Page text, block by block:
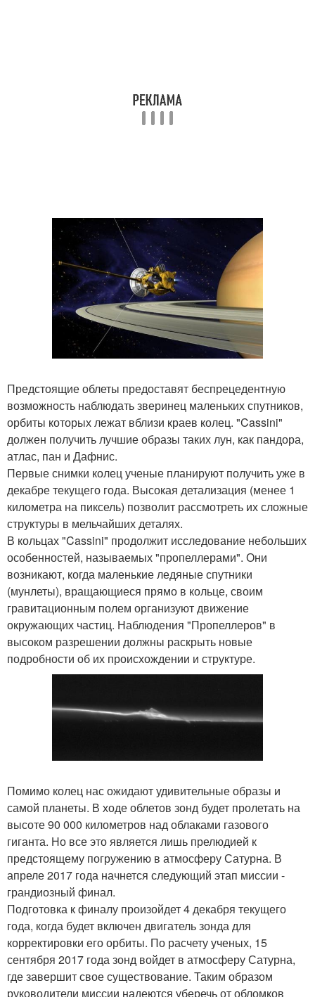
Предстоящие облеты предоставят беспрецедентную
возможность наблюдать зверинец маленьких спутников,
орбиты которых лежат вблизи краев колец. "Cassini"
должен получить лучшие образы таких лун, как пандора,
атлас, пан и Дафнис.
Первые снимки колец ученые планируют получить уже в
декабре текущего года. Высокая детализация (менее 1
километра на пиксель) позволит рассмотреть их сложные
структуры в мельчайших деталях.
В кольцах "Cassini" продолжит исследование небольших
особенностей, называемых "пропеллерами". Они
возникают, когда маленькие ледяные спутники
(мунлеты), вращающиеся прямо в кольце, своим
гравитационным полем организуют движение
окружающих частиц. Наблюдения "Пропеллеров" в
высоком разрешении должны раскрыть новые
подробности об их происхождении и структуре.
Помимо колец нас ожидают удивительные образы и
самой планеты. В ходе облетов зонд будет пролетать на
высоте 90 000 километров над облаками газового
гиганта. Но все это является лишь прелюдией к
предстоящему погружению в атмосферу Сатурна. В
апреле 2017 года начнется следующий этап миссии -
грандиозный финал.
Подготовка к финалу произойдет 4 декабря текущего
года, когда будет включен двигатель зонда для
корректировки его орбиты. По расчету ученых, 15
сентября 2017 года зонд войдет в атмосферу Сатурна,
где завершит свое существование. Таким образом
руководители миссии надеются уберечь от обломков